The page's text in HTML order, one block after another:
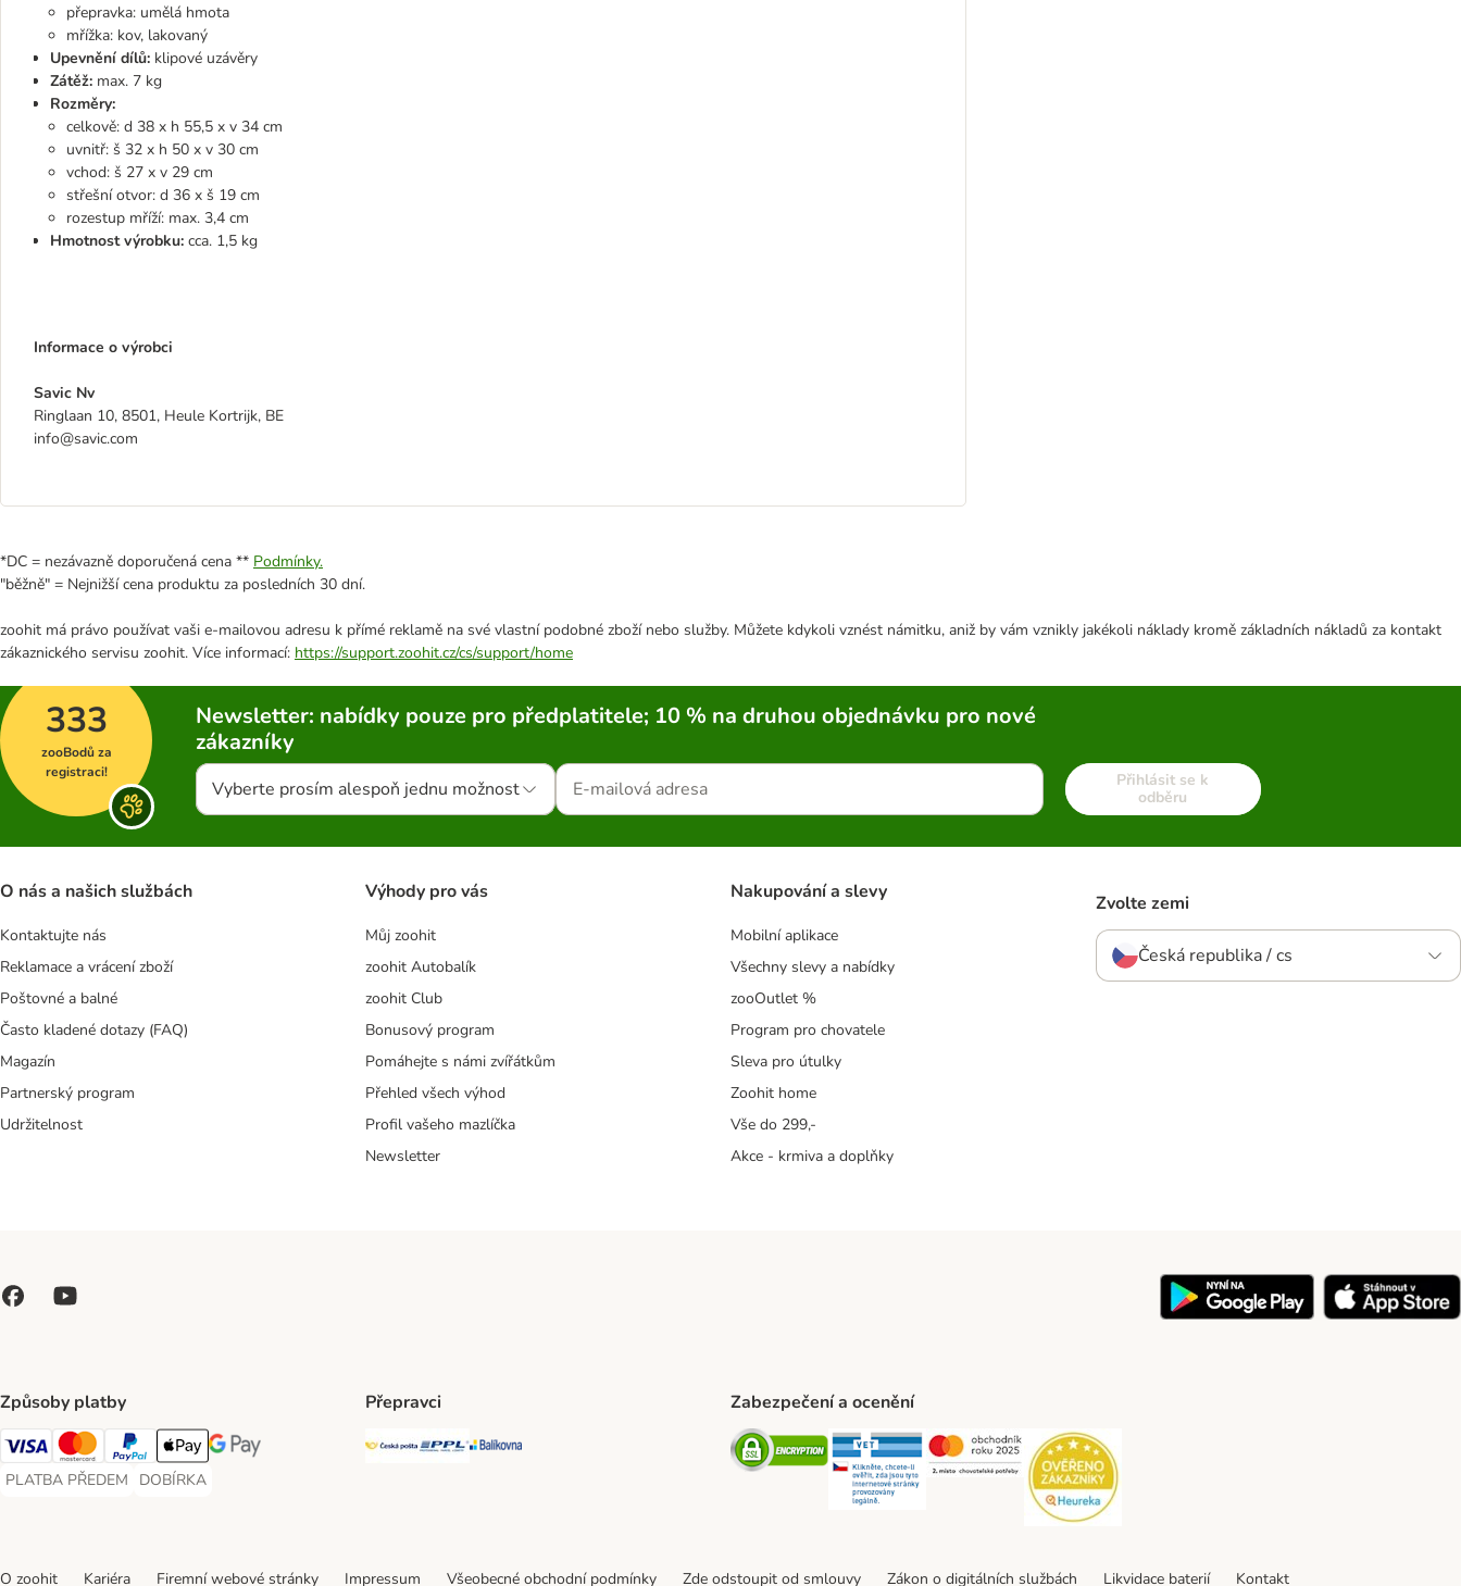
přepravka: umělá hmota
mřížka: kov, lakovaný
Upevnění dílů: klipové uzávěry
Zátěž: max. 7 kg
Rozměry:
celkově: d 38 x h 55,5 x v 34 cm
uvnitř: š 32 x h 50 x v 30 cm
vchod: š 27 x v 29 cm
střešní otvor: d 36 x š 19 cm
rozestup mříží: max. 3,4 cm
Hmotnost výrobku: cca. 1,5 kg
Informace o výrobci
Savic Nv
Ringlaan 10, 8501, Heule Kortrijk, BE
info@savic.com
*DC = nezávazně doporučená cena ** Podmínky.
"běžně" = Nejnižší cena produktu za posledních 30 dní.
zoohit má právo používat vaši e-mailovou adresu k přímé reklamě na své vlastní podobné zboží nebo služby. Můžete kdykoli vznést námitku, aniž by vám vznikly jakékoli náklady kromě základních nákladů za kontakt
zákaznického servisu zoohit. Více informací: https://support.zoohit.cz/cs/support/home
333
zooBodů za
registraci!
Newsletter: nabídky pouze pro předplatitele; 10 % na druhou objednávku pro nové
zákazníky
Vyberte prosím alespoň jednu možnost
Přihlásit se k
odběru
O nás a našich službách
Kontaktujte nás
Reklamace a vrácení zboží
Poštovné a balné
Často kladené dotazy (FAQ)
Magazín
Partnerský program
Udržitelnost
Výhody pro vás
Můj zoohit
zoohit Autobalík
zoohit Club
Bonusový program
Pomáhejte s námi zvířátkům
Přehled všech výhod
Profil vašeho mazlíčka
Newsletter
Nakupování a slevy
Mobilní aplikace
Všechny slevy a nabídky
zooOutlet %
Program pro chovatele
Sleva pro útulky
Zoohit home
Vše do 299,-
Akce - krmiva a doplňky
Zvolte zemi
Česká republika / cs
Způsoby platby
Visa Payment Method
Mastercard Payment Method
PayPal Payment Method
Apple pay Payment Method
GooglePay Payment Method
PLATBA PŘEDEM
PLATBA PŘEDEM Payment Method
DOBÍRKA
DOBÍRKA Payment Method
Přepravci
Česká pošta Shipping Method
PPL Shipping Method
Balíkovna Shipping Method
Zabezpečení a ocenění
Security Security Security
O zoohit Kariéra Firemní webové stránky Impressum Všeobecné obchodní podmínky Zde odstoupit od smlouvy Zákon o digitálních službách Likvidace baterií Kontakt